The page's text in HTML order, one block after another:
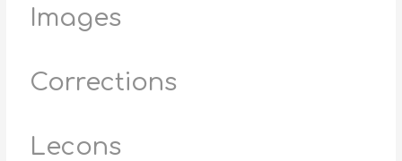
Images
Corrections
Lecons